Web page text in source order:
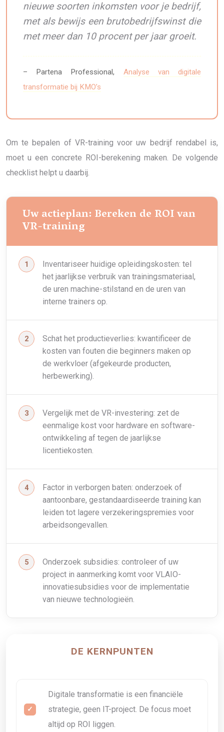
nieuwe soorten inkomsten voor je bedrijf,
met als bewijs een brutobedrijfswinst die
met meer dan 10 procent per jaar groeit.
– Partena Professional, Analyse van digitale
transformatie bij KMO’s
Om te bepalen of VR-training voor uw bedrijf rendabel is,
moet u een concrete ROI-berekening maken. De volgende
checklist helpt u daarbij.
Uw actieplan: Bereken de ROI van
VR-training
Inventariseer huidige opleidingskosten: tel
het jaarlijkse verbruik van trainingsmateriaal,
de uren machine-stilstand en de uren van
interne trainers op.
Schat het productieverlies: kwantificeer de
kosten van fouten die beginners maken op
de werkvloer (afgekeurde producten,
herbewerking).
Vergelijk met de VR-investering: zet de
eenmalige kost voor hardware en software-
ontwikkeling af tegen de jaarlijkse
licentiekosten.
Factor in verborgen baten: onderzoek of
aantoonbare, gestandaardiseerde training kan
leiden tot lagere verzekeringspremies voor
arbeidsongevallen.
Onderzoek subsidies: controleer of uw
project in aanmerking komt voor VLAIO-
innovatiesubsidies voor de implementatie
van nieuwe technologieën.
DE KERNPUNTEN
Digitale transformatie is een financiële
strategie, geen IT-project. De focus moet
altijd op ROI liggen.